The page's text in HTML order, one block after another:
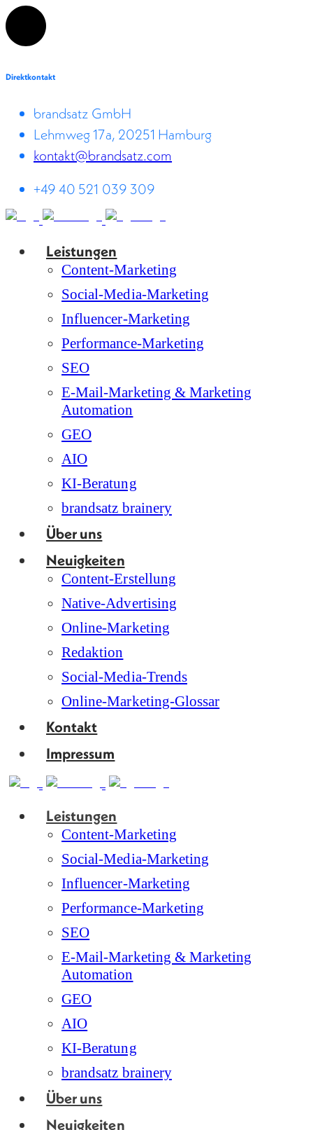
Direktkontakt
brandsatz GmbH
Lehmweg 17a, 20251 Hamburg
kontakt@brandsatz.com
+49 40 521 039 309
Leistungen
Content-Marketing
Social-Media-Marketing
Influencer-Marketing
Performance-Marketing
SEO
E-Mail-Marketing & Marketing
Automation
GEO
AIO
KI-Beratung
brandsatz brainery
Über uns
Neuigkeiten
Content-Erstellung
Native-Advertising
Online-Marketing
Redaktion
Social-Media-Trends
Online-Marketing-Glossar
Kontakt
Impressum
Leistungen
Content-Marketing
Social-Media-Marketing
Influencer-Marketing
Performance-Marketing
SEO
E-Mail-Marketing & Marketing
Automation
GEO
AIO
KI-Beratung
brandsatz brainery
Über uns
Neuigkeiten